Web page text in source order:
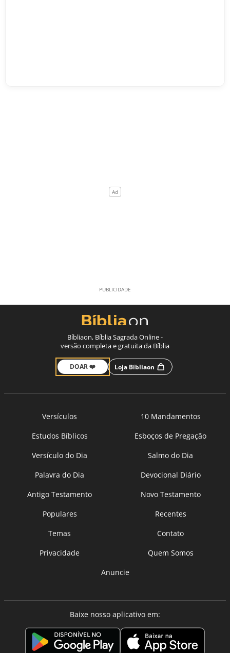
Bíbliaon, Bíblia Sagrada Online -
versão completa e gratuita da Bíblia
DOAR ❤️ Loja Bíbliaon
Versículos
10 Mandamentos
Estudos Bíblicos
Esboços de Pregação
Versículo do Dia
Salmo do Dia
Palavra do Dia
Devocional Diário
Antigo Testamento
Novo Testamento
Populares
Recentes
Temas
Contato
Privacidade
Quem Somos
Anuncie
Baixe nosso aplicativo em: